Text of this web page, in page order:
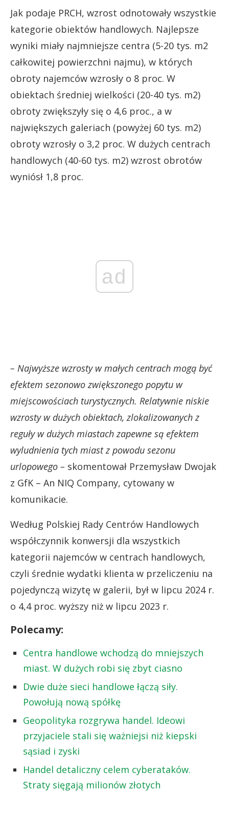
Jak podaje PRCH, wzrost odnotowały wszystkie
kategorie obiektów handlowych. Najlepsze
wyniki miały najmniejsze centra (5-20 tys. m2
całkowitej powierzchni najmu), w których
obroty najemców wzrosły o 8 proc. W
obiektach średniej wielkości (20-40 tys. m2)
obroty zwiększyły się o 4,6 proc., a w
największych galeriach (powyżej 60 tys. m2)
obroty wzrosły o 3,2 proc. W dużych centrach
handlowych (40-60 tys. m2) wzrost obrotów
wyniósł 1,8 proc.
ad
– Najwyższe wzrosty w małych centrach mogą być
efektem sezonowo zwiększonego popytu w
miejscowościach turystycznych. Relatywnie niskie
wzrosty w dużych obiektach, zlokalizowanych z
reguły w dużych miastach zapewne są efektem
wyludnienia tych miast z powodu sezonu
urlopowego – skomentował Przemysław Dwojak
z GfK – An NIQ Company, cytowany w
komunikacie.
Według Polskiej Rady Centrów Handlowych
współczynnik konwersji dla wszystkich
kategorii najemców w centrach handlowych,
czyli średnie wydatki klienta w przeliczeniu na
pojedynczą wizytę w galerii, był w lipcu 2024 r.
o 4,4 proc. wyższy niż w lipcu 2023 r.
Polecamy:
Centra handlowe wchodzą do mniejszych
miast. W dużych robi się zbyt ciasno
Dwie duże sieci handlowe łączą siły.
Powołują nową spółkę
Geopolityka rozgrywa handel. Ideowi
przyjaciele stali się ważniejsi niż kiepski
sąsiad i zyski
Handel detaliczny celem cyberataków.
Straty sięgają milionów złotych